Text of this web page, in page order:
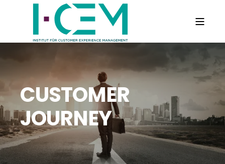
CUSTOMER
JOURNEY